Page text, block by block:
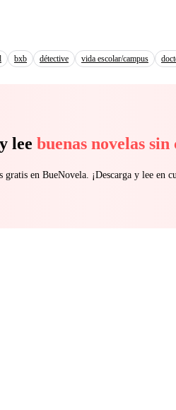
bxb détective vida escolar/campus
lee buenas novelas sin
gratis en BueNovela. ¡Descarga y lee en